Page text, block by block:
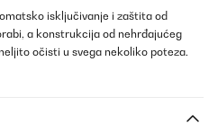
isključivanje i zaštita od
a konstrukcija od nehrđajućeg
očisti u svega nekoliko poteza.